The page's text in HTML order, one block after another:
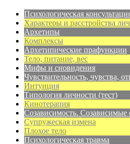
Психологическая
Характеры и расстройства
Архетипы
Комплексы
Архетипические прафункции
Тело, питание, вес
Мифы и сновидения
Чувствительность, чувства,
Интуиция
Типология личности (тест)
Кинотерапия
Созависимость. Созависимые
Супружеская измена
Плохое тело
Психологическая травма